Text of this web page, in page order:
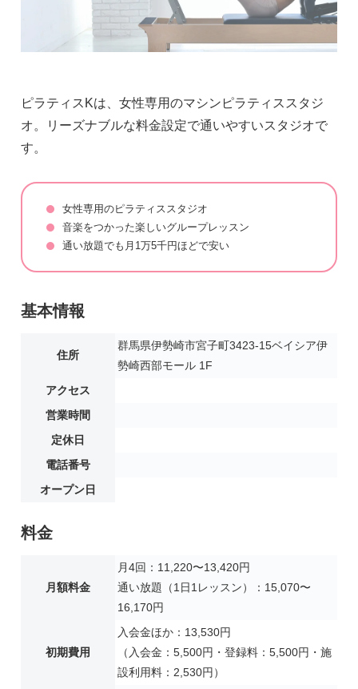
ピラティスKは、女性専用のマシンピラティススタジ
オ。リーズナブルな料金設定で通いやすいスタジオで
す。
女性専用のピラティススタジオ
音楽をつかった楽しいグループレッスン
通い放題でも月1万5千円ほどで安い
基本情報
住所
群馬県伊勢崎市宮子町3423-15ベイシア伊
勢崎西部モール 1F
アクセス
営業時間
定休日
電話番号
オープン日
料金
月額料金
月4回：11,220〜13,420円
通い放題（1日1レッスン）：15,070〜
16,170円
初期費用
入会金ほか：13,530円
（入会金：5,500円・登録料：5,500円・施
設利用料：2,530円）